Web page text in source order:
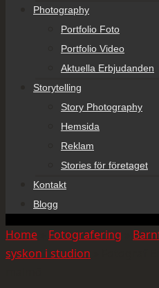
Photography
Portfolio Foto
Portfolio Video
Aktuella Erbjudanden
Storytelling
Story Photography
Hemsida
Reklam
Stories för företaget
Kontakt
Blogg
Home Fotografering
syskon i studion